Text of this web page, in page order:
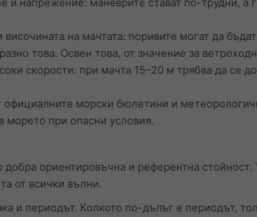
на мачтата: поривите могат да
това. Освен това, от значение за
скорости: при мачта 15–20 м трябва да се
официалните морски бюлетини и
морето при опасни условия.
ориентировъчна и референтна стойност.
от всички вълни.
и периодът. Колкото по-дълъг е периодът,